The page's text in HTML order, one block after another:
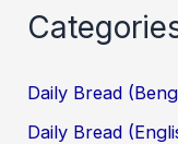
Daily Bread
Daily Bread